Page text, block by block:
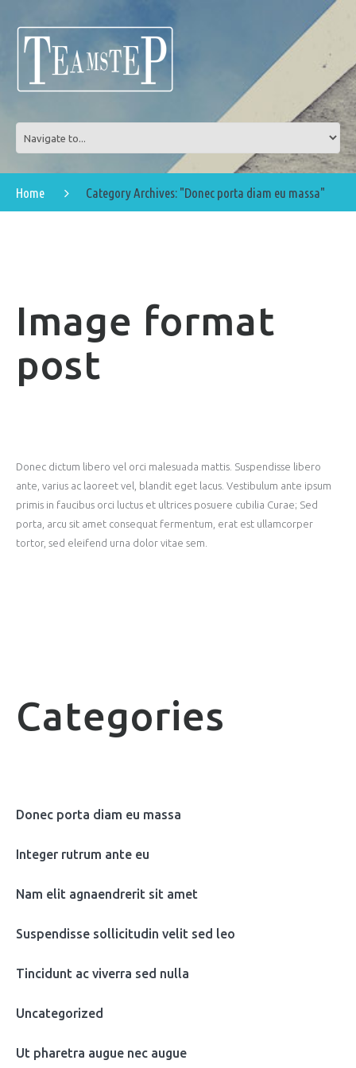
Home Category Archives: "Donec porta diam eu massa"
Image format
post
Donec dictum libero vel orci malesuada mattis. Suspendisse libero
ante, varius ac laoreet vel, blandit eget lacus. Vestibulum ante ipsum
primis in faucibus orci luctus et ultrices posuere cubilia Curae; Sed
porta, arcu sit amet consequat fermentum, erat est ullamcorper
tortor, sed eleifend urna dolor vitae sem.
Categories
Donec porta diam eu massa
Integer rutrum ante eu
Nam elit agnaendrerit sit amet
Suspendisse sollicitudin velit sed leo
Tincidunt ac viverra sed nulla
Uncategorized
Ut pharetra augue nec augue